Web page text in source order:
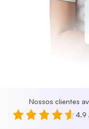
Nossos clientes
4.9